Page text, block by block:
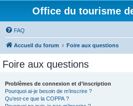
Office du tourisme
FAQ
Accueil du forum Foire aux questions
Foire aux questions
Problèmes de connexion et d’inscription
Pourquoi ai-je besoin de m’inscrire ?
Qu’est-ce que la COPPA ?